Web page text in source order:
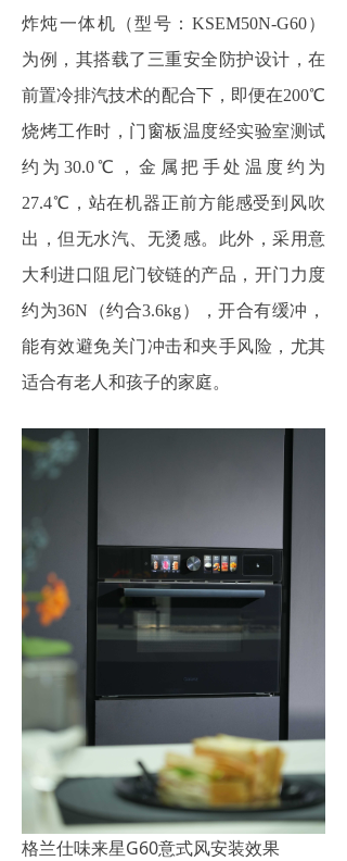
炸炖一体机（型号：KSEM50N-G60）
为例，其搭载了三重安全防护设计，在
前置冷排汽技术的配合下，即便在200℃
烧烤工作时，门窗板温度经实验室测试
约为30.0℃，金属把手处温度约为
27.4℃，站在机器正前方能感受到风吹
出，但无水汽、无烫感。此外，采用意
大利进口阻尼门铰链的产品，开门力度
约为36N（约合3.6kg），开合有缓冲，
能有效避免关门冲击和夹手风险，尤其
适合有老人和孩子的家庭。
格兰仕味来星G60意式风安装效果